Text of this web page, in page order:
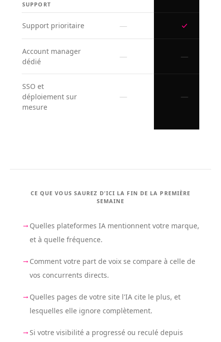
SUPPORT
Support prioritaire —
Account manager
dédié
— —
SSO et
déploiement sur
mesure
— —
CE QUE VOUS SAUREZ D'ICI LA FIN DE LA PREMIÈRE
SEMAINE
→ Quelles plateformes IA mentionnent votre marque,
et à quelle fréquence.
→ Comment votre part de voix se compare à celle de
vos concurrents directs.
→ Quelles pages de votre site l'IA cite le plus, et
lesquelles elle ignore complètement.
→ Si votre visibilité a progressé ou reculé depuis